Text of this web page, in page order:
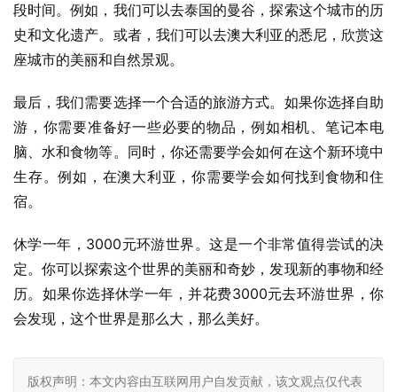
段时间。例如，我们可以去泰国的曼谷，探索这个城市的历
史和文化遗产。或者，我们可以去澳大利亚的悉尼，欣赏这
座城市的美丽和自然景观。
最后，我们需要选择一个合适的旅游方式。如果你选择自助
游，你需要准备好一些必要的物品，例如相机、笔记本电
脑、水和食物等。同时，你还需要学会如何在这个新环境中
生存。例如，在澳大利亚，你需要学会如何找到食物和住
宿。
休学一年，3000元环游世界。这是一个非常值得尝试的决
定。你可以探索这个世界的美丽和奇妙，发现新的事物和经
历。如果你选择休学一年，并花费3000元去环游世界，你
会发现，这个世界是那么大，那么美好。
版权声明：本文内容由互联网用户自发贡献，该文观点仅代表